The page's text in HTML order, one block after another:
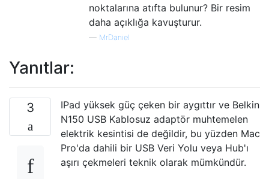
noktalarına atıfta bulunur? Bir resim
daha açıklığa kavuşturur.
— MrDaniel
Yanıtlar:
3
IPad yüksek güç çeken bir aygıttır ve Belkin
N150 USB Kablosuz adaptör muhtemelen
elektrik kesintisi de değildir, bu yüzden Mac
Pro'da dahili bir USB Veri Yolu veya Hub'ı
aşırı çekmeleri teknik olarak mümkündür.